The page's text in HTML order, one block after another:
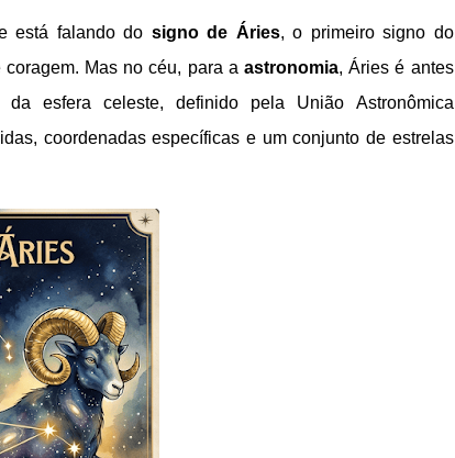
está falando do signo de Áries, o primeiro signo do
Mas no céu, para a astronomia, Áries é antes
esfera celeste, definido pela União Astronômica
coordenadas específicas e um conjunto de estrelas